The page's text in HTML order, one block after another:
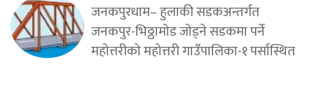
जनकपुरधाम– हुलाकी सडकअन्तर्गत
जनकपुर-भिठ्ठामोड जोड्ने सडकमा पर्ने
महोत्तरीको महोत्तरी गाउँपालिका-१ पर्सास्थित